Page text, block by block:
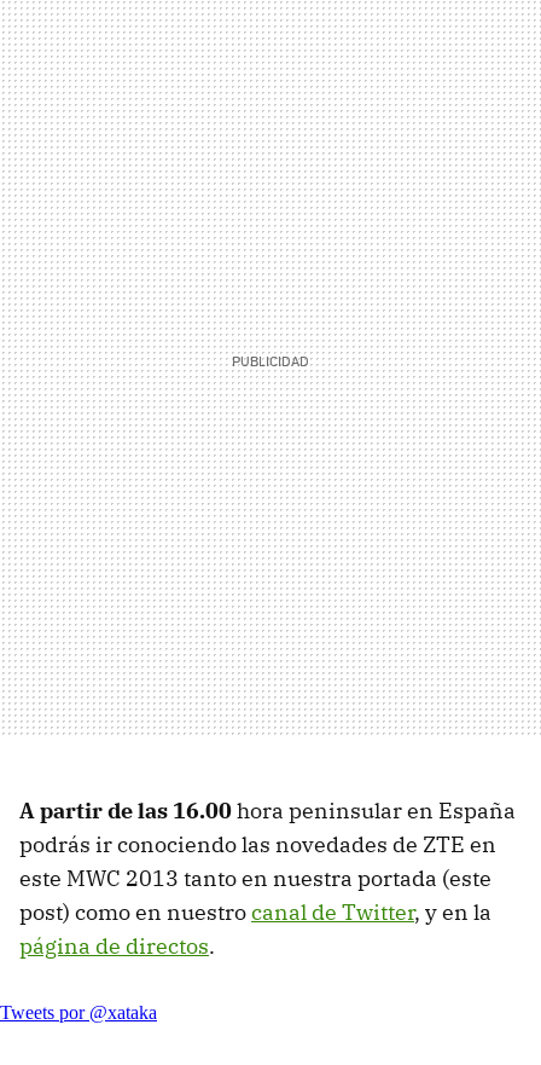
A partir de las 16.00hora peninsular en España
podrás ir conociendo las novedades de ZTE en
este MWC 2013 tanto en nuestra portada (este
post) como en nuestrocanal de Twitter, y en la
página de directos.